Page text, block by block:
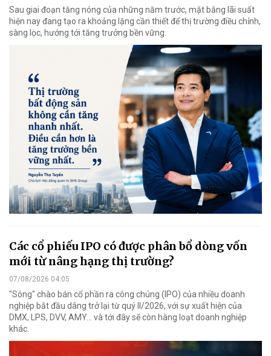
Sau giai đoạn tăng nóng của những năm trước, mặt bằng lãi suất
hiện nay đang tạo ra khoảng lặng cần thiết để thị trường điều chỉnh,
sàng lọc, hướng tới tăng trưởng bền vững.
Các cổ phiếu IPO có được phân bổ dòng vốn
mới từ nâng hạng thị trường?
07/08/2026 04:05
"Sóng" chào bán cổ phần ra công chúng (IPO) của nhiều doanh
nghiệp bắt đầu dâng trở lại từ quý II/2026, với sự xuất hiện của
DMX, LPS, DVV, AMY... và tới đây sẽ còn hàng loạt doanh nghiệp
khác.